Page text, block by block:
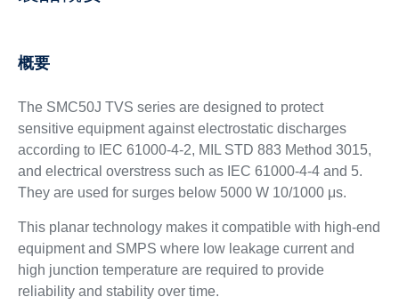
概要
The SMC50J TVS series are designed to protect
sensitive equipment against electrostatic discharges
according to IEC 61000-4-2, MIL STD 883 Method 3015,
and electrical overstress such as IEC 61000-4-4 and 5.
They are used for surges below 5000 W 10/1000 μs.
This planar technology makes it compatible with high-end
equipment and SMPS where low leakage current and
high junction temperature are required to provide
reliability and stability over time.